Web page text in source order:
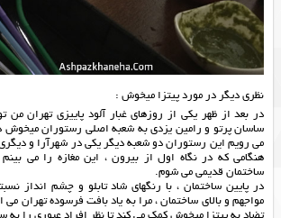
نظری دیگر در مورد پیتزا میخوش :
در بعد از ظهر یکی از روزهای غبار آلود پاییزی تهران من
ساسان پرتو و رامین یزدی به شعبه اصلی رستوران میخوش
می رویم این رستوران دو شعبه دیگر یکی در شهرآرا و
هنگامی که در نگاه اول از بیرون ، این مغازه را می
ساختمان قدیمی می شوم.
در پایین ساختمان ، با رنگهای شاد تابلو و چشم انداز
مواجهم و بالای ساختمان ، مرا به یاد بافت فرسوده تهران